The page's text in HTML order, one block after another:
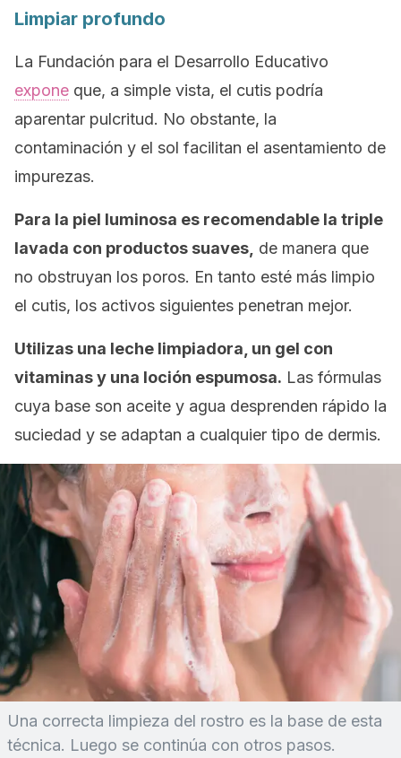
Limpiar profundo
La Fundación para el Desarrollo Educativo
expone que, a simple vista, el cutis podría
aparentar pulcritud. No obstante, la
contaminación y el sol facilitan el asentamiento de
impurezas.
Para la piel luminosa es recomendable la triple
lavada con productos suaves, de manera que
no obstruyan los poros. En tanto esté más limpio
el cutis, los activos siguientes penetran mejor.
Utilizas una leche limpiadora, un gel con
vitaminas y una loción espumosa. Las fórmulas
cuya base son aceite y agua desprenden rápido la
suciedad y se adaptan a cualquier tipo de dermis.
Una correcta limpieza del rostro es la base de esta
técnica. Luego se continúa con otros pasos.